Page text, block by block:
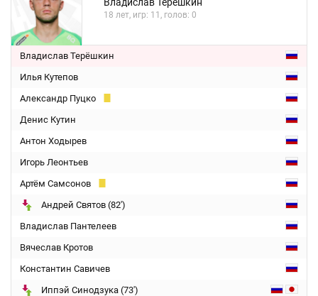
18 лет, игр: 11, голов: 0
Владислав Терёшкин
Илья Кутепов
Александр Пуцко
Денис Кутин
Антон Ходырев
Игорь Леонтьев
Артём Самсонов
Андрей Святов (82')
Владислав Пантелеев
Вячеслав Кротов
Константин Савичев
Иппэй Синодзука (73')